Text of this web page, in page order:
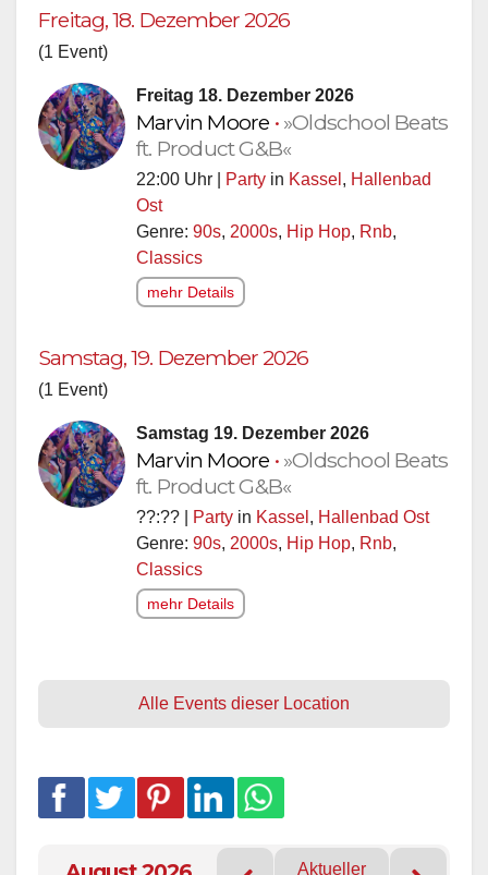
Freitag, 18. Dezember 2026
(1 Event)
Freitag 18. Dezember 2026
Marvin Moore • »Oldschool Beats
ft. Product G&B«
22:00 Uhr | Party in Kassel , Hallenbad
Ost
Genre: 90s, 2000s, Hip Hop, Rnb,
Classics
mehr Details
Samstag, 19. Dezember 2026
(1 Event)
Samstag 19. Dezember 2026
Marvin Moore • »Oldschool Beats
ft. Product G&B«
??:?? | Party in Kassel , Hallenbad Ost
Genre: 90s, 2000s, Hip Hop, Rnb,
Classics
mehr Details
Alle Events dieser Location
Aktueller